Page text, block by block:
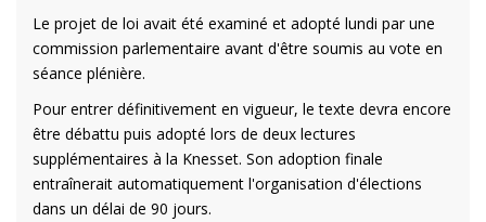
Le projet de loi avait été examiné et adopté lundi par une
commission parlementaire avant d'être soumis au vote en
séance plénière.
Pour entrer définitivement en vigueur, le texte devra encore
être débattu puis adopté lors de deux lectures
supplémentaires à la Knesset. Son adoption finale
entraînerait automatiquement l'organisation d'élections
dans un délai de 90 jours.